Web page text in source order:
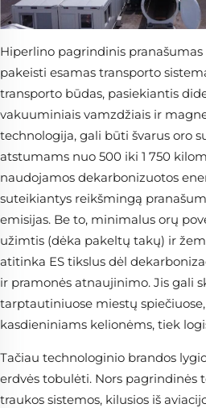
Hiperlino pagrindinis
pakeisti esamas transporto
transporto būdas, pasiekiantis
vakuuminiais vamzdžiais ir
technologija, gali būti švarus oro
atstumams nuo 500 iki 1 750
naudojamos dekarbonizuotos
suteikiantys reikšmingą
emisijas. Be to, minimalus orų
užimtis (dėka pakeltų takų) ir
atitinka ES tikslus dėl
ir pramonės atnaujinimo. Jis gali
tarptautiniuose miestų
kasdieniniams kelionėms, tiek
Tačiau technologinio brandos
erdvės tobulėti. Nors pagrindinės
traukos sistemos, kilusios iš